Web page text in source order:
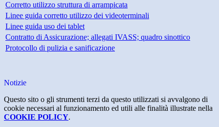
Corretto utilizzo struttura di arrampicata
Linee guida corretto utilizzo dei videoterminali
Linee guida uso dei tablet
Contratto di Assicurazione; allegati IVASS; quadro sinottico
Protocollo di pulizia e sanificazione
Notizie
Questo sito o gli strumenti terzi da questo utilizzati si avvalgono di
cookie necessari al funzionamento ed utili alle finalità illustrate nella
COOKIE POLICY.